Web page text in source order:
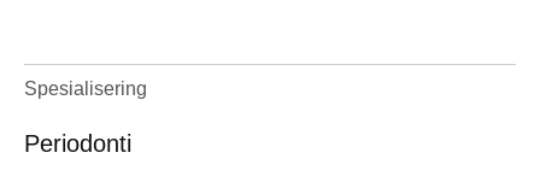
Spesialisering
Periodonti